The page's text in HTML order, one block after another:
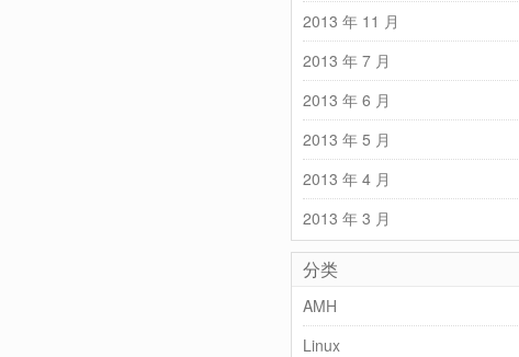
2013 年 11 月
2013 年 7 月
2013 年 6 月
2013 年 5 月
2013 年 4 月
2013 年 3 月
分类
AMH
Linux